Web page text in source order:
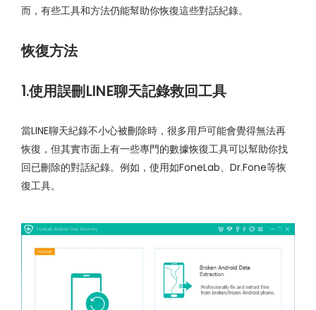
而，有些工具和方法仍能幫助你恢復這些對話紀錄。
恢復方法
1.使用誤刪LINE聊天記錄救回工具
當LINE聊天紀錄不小心被刪除時，很多用戶可能會覺得無法再
恢復，但其實市面上有一些專門的數據恢復工具可以幫助你找
回已刪除的對話紀錄。例如，使用如FoneLab、Dr.Fone等恢
復工具。